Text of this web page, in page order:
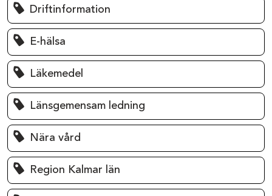
Driftinformation
E-hälsa
Läkemedel
Länsgemensam ledning
Nära vård
Region Kalmar län